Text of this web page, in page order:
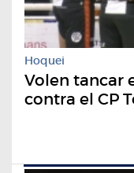
Hoquei
Volen tancar
contra el CP